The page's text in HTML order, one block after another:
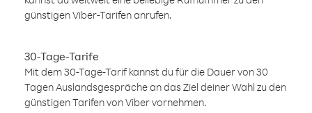
günstigen Viber-Tarifen anrufen.
30-Tage-Tarife
Mit dem 30-Tage-Tarif kannst du für die Dauer von 30
Tagen Auslandsgespräche an das Ziel deiner Wahl zu den
günstigen Tarifen von Viber vornehmen.